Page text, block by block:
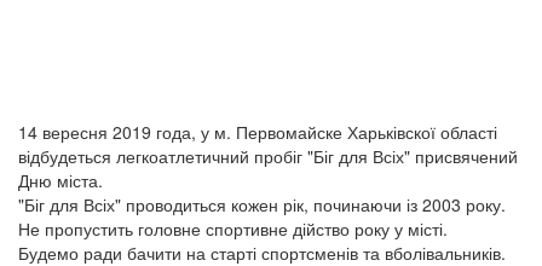
14 вересня 2019 года, у м. Первомайске Харьківскої області
відбудеться легкоатлетичний пробіг "Біг для Всіх" присвячений
Дню міста.
"Біг для Всіх" проводиться кожен рік, починаючи із 2003 року.
Не пропустить головне спортивне дійство року у місті.
Будемо ради бачити на старті спортсменів та вболівальників.